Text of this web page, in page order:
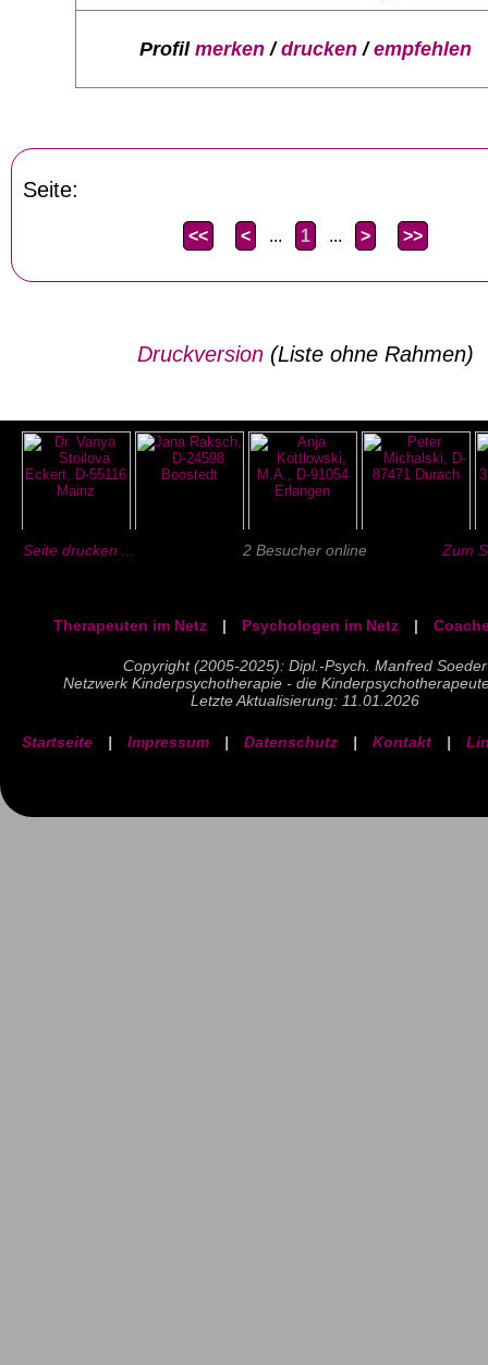
Profil merken/drucken/empfehlen
Seite:
<< < ... 1 ... > >>
Druckversion(Liste ohne Rahmen)
Seite drucken ... 2 Besucher online Zum
Therapeuten im Netz | Psychologen im Netz |
Copyright (2005-2025): Dipl.-Psych. Manfred Soeder
Netzwerk Kinderpsychotherapie - die
Letzte Aktualisierung: 11.01.2026
Startseite | Impressum | Datenschutz | Kontakt |